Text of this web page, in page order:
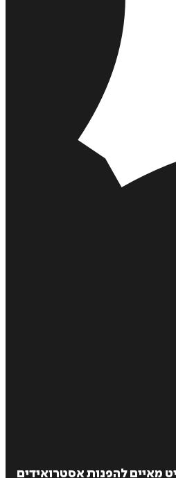
מאיים להפנות אסטרואידים